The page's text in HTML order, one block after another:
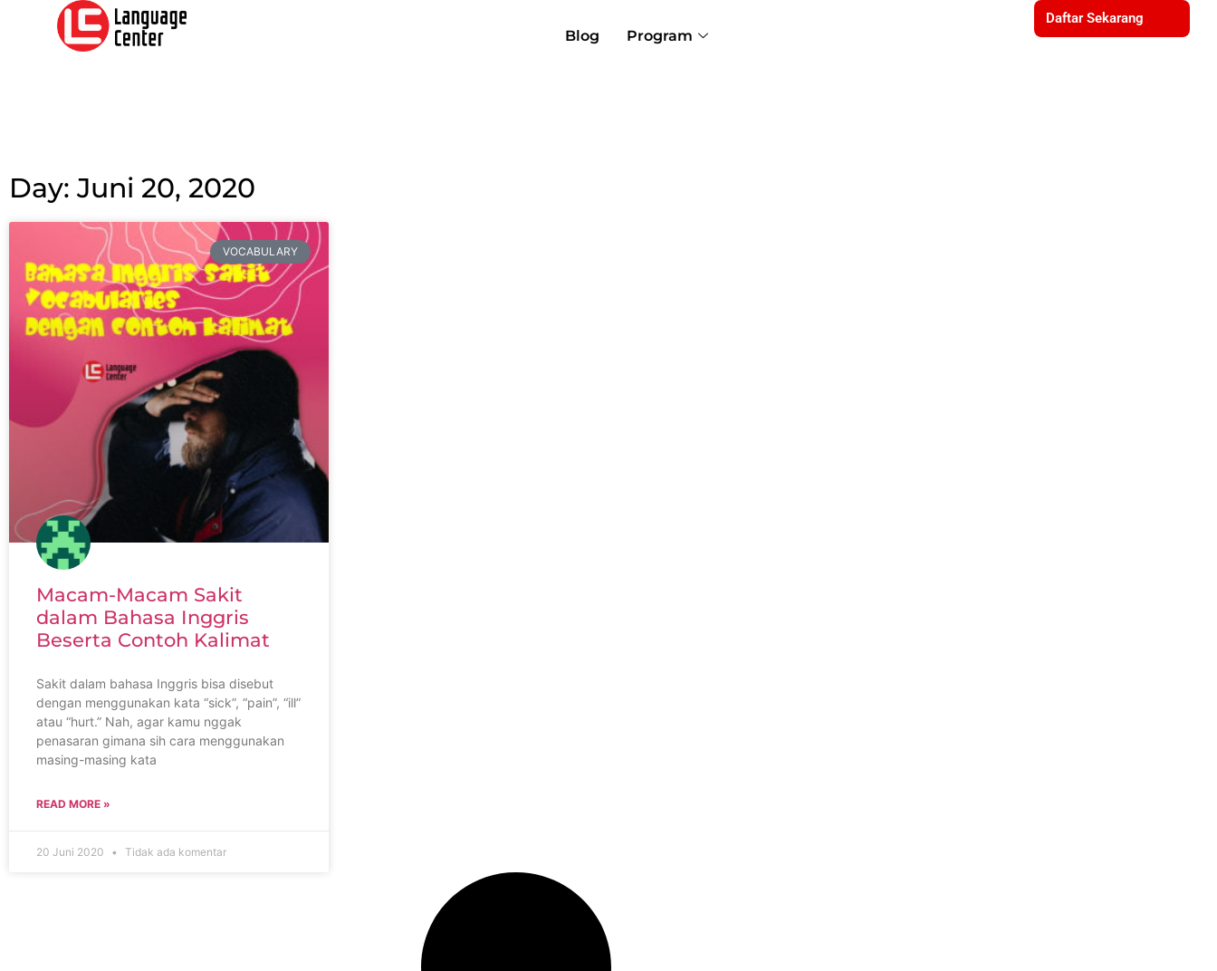
Blog Program
Daftar Sekarang
Day: Juni 20, 2020
VOCABULARY
Macam-Macam Sakit
dalam Bahasa Inggris
Beserta Contoh Kalimat
Sakit dalam bahasa Inggris bisa disebut
dengan menggunakan kata “sick”, “pain”, “ill”
atau “hurt.” Nah, agar kamu nggak
penasaran gimana sih cara menggunakan
masing-masing kata
READ MORE »
20 Juni 2020 Tidak ada komentar